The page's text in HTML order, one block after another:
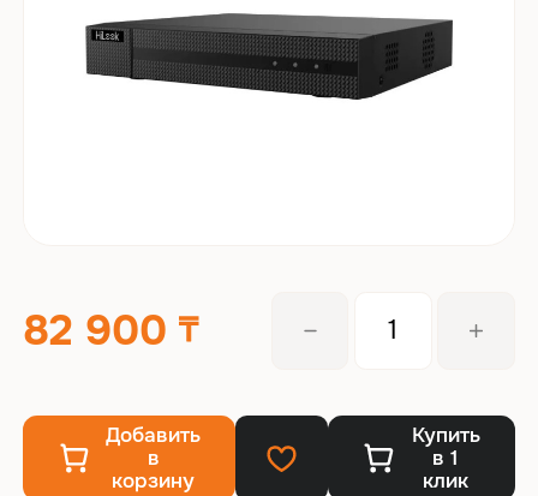
82 900
Добавить
в
корзину
Купить
в 1
клик